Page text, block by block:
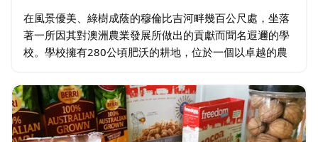
在風景優美、綠樹成蔭的穆倫比吉河畔幾百公尺處，坐落
著一所因其對澳洲農業發展所做出的貢獻而聞名遐邇的學
校。學校擁有280公頃肥沃的耕地，位於一個以卓越的農
牧場主之一…